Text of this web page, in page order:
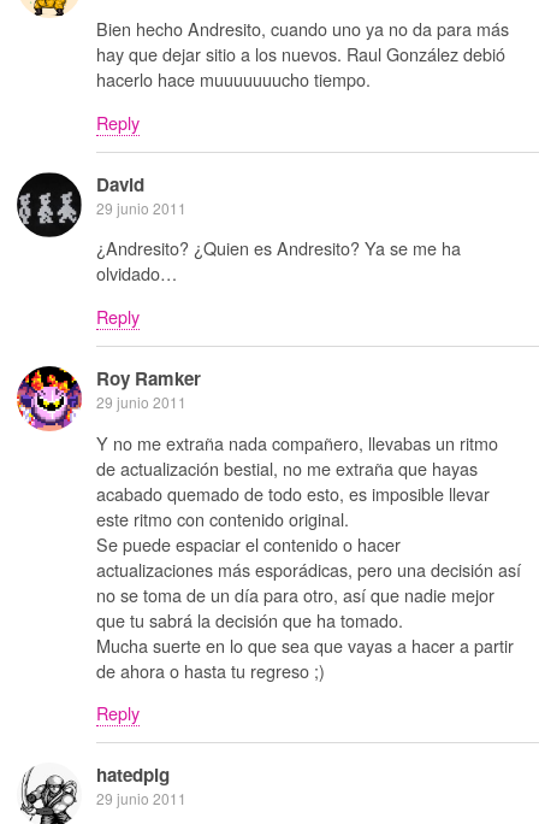
Bien hecho Andresito, cuando uno ya no da para más
hay que dejar sitio a los nuevos. Raul González debió
hacerlo hace muuuuuuucho tiempo.
Reply
David
29 junio 2011
¿Andresito? ¿Quien es Andresito? Ya se me ha
olvidado…
Reply
Roy Ramker
29 junio 2011
Y no me extraña nada compañero, llevabas un ritmo
de actualización bestial, no me extraña que hayas
acabado quemado de todo esto, es imposible llevar
este ritmo con contenido original.
Se puede espaciar el contenido o hacer
actualizaciones más esporádicas, pero una decisión así
no se toma de un día para otro, así que nadie mejor
que tu sabrá la decisión que ha tomado.
Mucha suerte en lo que sea que vayas a hacer a partir
de ahora o hasta tu regreso ;)
Reply
hatedpig
29 junio 2011